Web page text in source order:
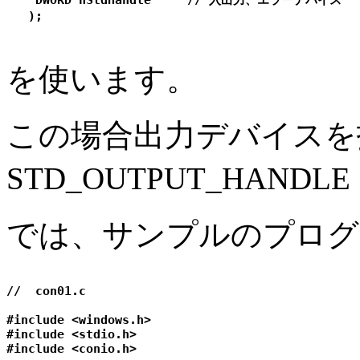
を使います。
この場合出力デバイス
では、サンプルのプロ
//  con01.c
#include <windows.h>
#include <stdio.h>
#include <conio.h>